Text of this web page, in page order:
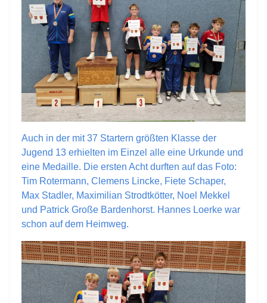
Auch in der mit 37 Startern größten Klasse der
Jugend 13 erhielten im Einzel alle eine Urkunde und
eine Medaille. Die ersten Acht durften auf das Foto:
Tim Rotermann, Clemens Lincke, Fiete Schaper,
Max Stadler, Maximilian Strodtkötter, Noel Mekkel
und Patrick Große Bardenhorst. Hannes Loerke war
schon auf dem Heimweg.